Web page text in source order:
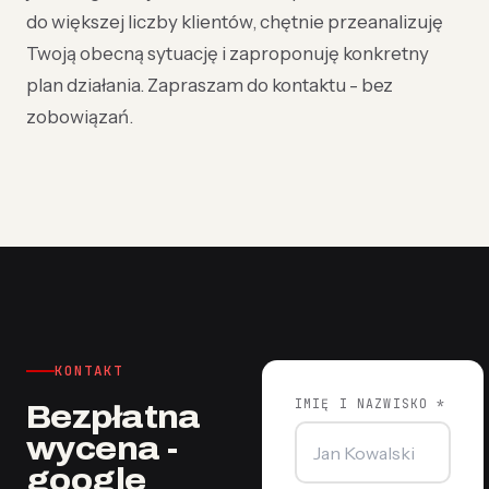
do większej liczby klientów, chętnie przeanalizuję
Twoją obecną sytuację i zaproponuję konkretny
plan działania. Zapraszam do kontaktu - bez
zobowiązań.
KONTAKT
Bezpłatna
wycena -
google
IMIĘ I NAZWISKO *